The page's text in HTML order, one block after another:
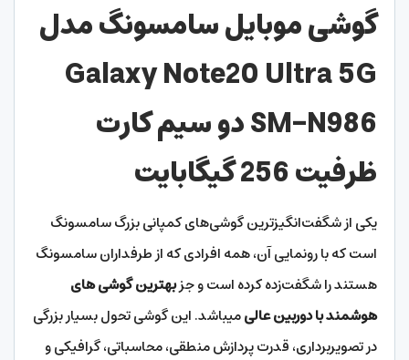
گوشی موبایل سامسونگ مدل
Galaxy Note20 Ultra 5G
SM-N986 دو سیم کارت
ظرفیت 256 گیگابایت
یکی از شگفت‌انگیزترین گوشی‌های کمپانی بزرگ سامسونگ
است که با رونمایی آن، همه افرادی که از طرفداران سامسونگ
هستند را شگفت‌زده کرده است و جزبهترین گوشی های
هوشمند با دوربین عالیمیباشد. این گوشی تحول بسیار بزرگی
در تصویربرداری، قدرت پردازش منطقی، محاسباتی، گرافیکی و